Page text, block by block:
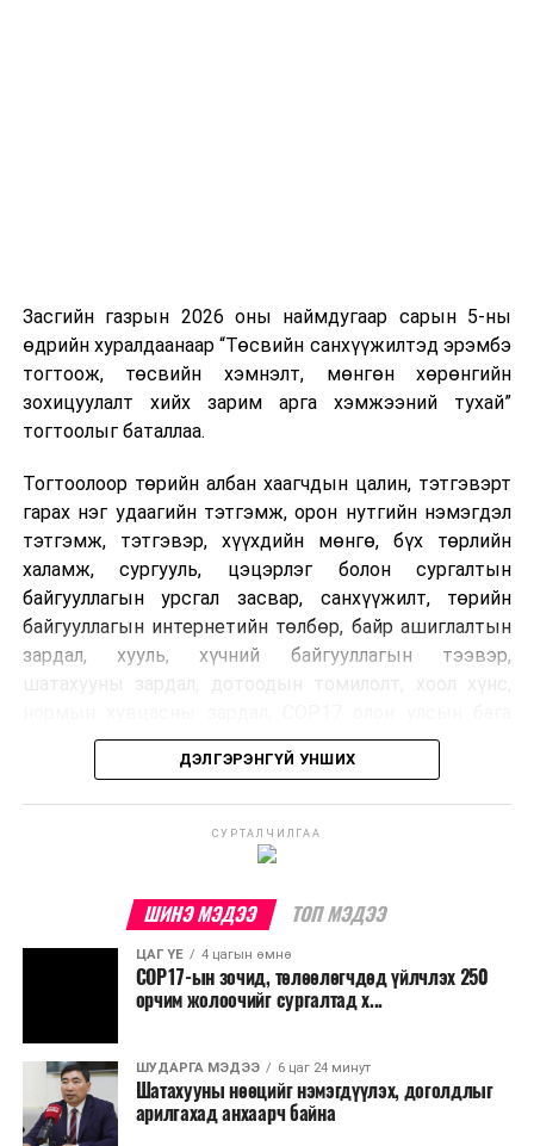
Шинэ хууль Францын зах зээлд үйлчилдэг гадаадын
дуудлагын төвүүдэд нөлөөлөхөөр байна. Тухайлбал,
Мароккогийн дуудлагын төвүүдийн орлогын 80 гаруй
хувь Францын зах зээлээс бүрддэг бөгөөд тус улсын
40–50 мянган ажлын байр эрсдэлд орж болзошгүйг
Засгийн газрын 2026 оны наймдугаар сарын 5-ны
өдрийн хуралдаанаар “Төсвийн санхүүжилтэд эрэмбэ
тогтоож, төсвийн хэмнэлт, мөнгөн хөрөнгийн
зохицуулалт хийх зарим арга хэмжээний тухай”
тогтоолыг баталлаа.
Тогтоолоор төрийн албан хаагчдын цалин, тэтгэвэрт
гарах нэг удаагийн тэтгэмж, орон нутгийн нэмэгдэл
тэтгэмж, тэтгэвэр, хүүхдийн мөнгө, бүх төрлийн
халамж, сургууль, цэцэрлэг болон сургалтын
байгууллагын урсгал засвар, санхүүжилт, төрийн
байгууллагын интернетийн төлбөр, байр ашиглалтын
зардал, хууль, хүчний байгууллагын тээвэр,
хурлын зардал, Засгийн газрын өр, орон нутгийн нөөц
хөрөнгийн санхүүжилтийг хэвийн үргэлжлүүлэхээр
шийдвэрлэжээ.
Харин дараах зардлыг хязгаарлахаар болсон байна.
шийдвэртэйгээс бусад хурал, зөвлөгөөн, ой,
тэмдэглэлт өдөр, найр наадам, соёлын арга
Урьдчилан төлөвлөсөн төрийн өндөр албан
тушаалтны томилолтоос бусад гадаад
томилолт, гадаадын зочин хүлээн авах зардал;
ДЭЛГЭРЭНГҮЙ УНШИХ
СУРТАЛЧИЛГАА
ШИНЭ МЭДЭЭ ТОП МЭДЭЭ
ЦАГ ҮЕ 4 цагын өмнө
COP17-ын зочид, төлөөлөгчдөд үйлчлэх 250
орчим жолоочийг сургалтад х...
ШУДАРГА МЭДЭЭ 6 цаг 24 минут
Шатахууны нөөцийг нэмэгдүүлэх, доголдлыг
арилгахад анхаарч байна